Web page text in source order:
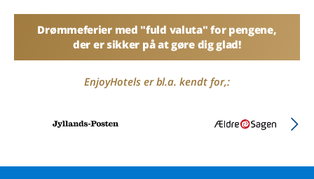
Drømmeferier med "fuld valuta" for pengene,
der er sikker på at gøre dig glad!
EnjoyHotels er bl.a. kendt for,: